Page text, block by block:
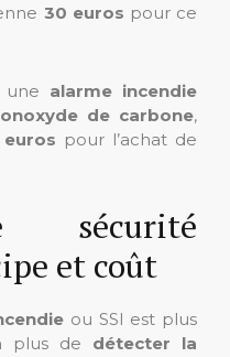
30 euros pour ce
une alarme incendie
de carbone,
pour l’achat de
sécurité
et coût
ou SSI est plus
plus de détecter la